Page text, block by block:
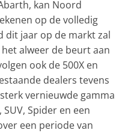
kan Noord
op de volledig
dit jaar op de markt zal
alweer de beurt aan
ook de 500X en
dealers tevens
vernieuwde gamma
Spider en een
een periode van